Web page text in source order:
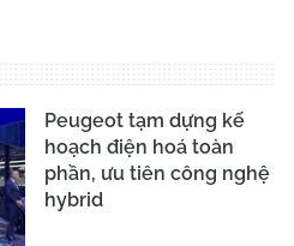
Peugeot tạm dựng kế
hoạch điện hoá toàn
phần, ưu tiên công nghệ
hybrid